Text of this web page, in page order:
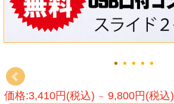
価格:3,410円(税込) ～ 9,800円(税込)